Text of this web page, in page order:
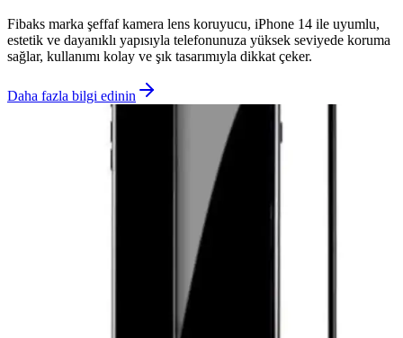
Fibaks marka şeffaf kamera lens koruyucu, iPhone 14 ile uyumlu,
estetik ve dayanıklı yapısıyla telefonunuza yüksek seviyede koruma
sağlar, kullanımı kolay ve şık tasarımıyla dikkat çeker.
Daha fazla bilgi edinin